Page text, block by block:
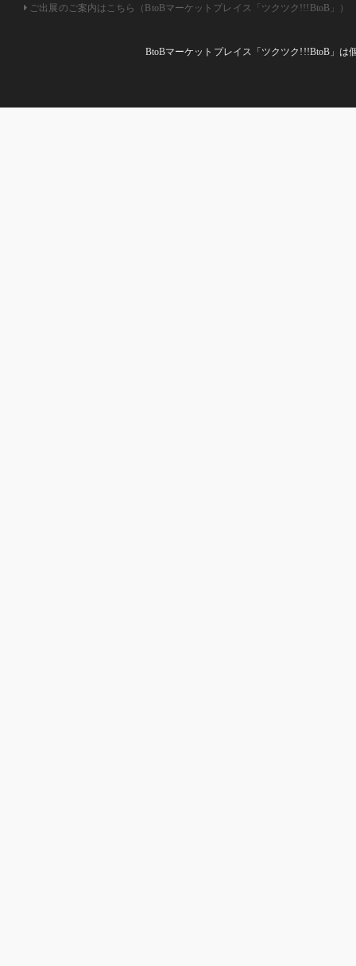
ご出展のご案内はこちら（BtoBマーケットプレイス「ツクツク!!!BtoB」）
BtoBマーケットプレイス「ツクツク!!!BtoB」は